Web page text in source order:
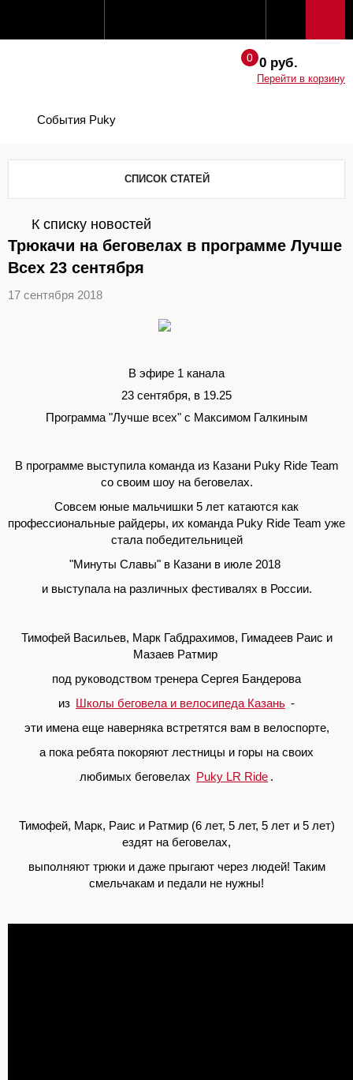
0 руб.
Перейти в корзину
События Puky
СПИСОК СТАТЕЙ
Трюкачи на беговелах в программе Лучше
Всех 23 сентября
К списку новостей
17 сентября 2018
В эфире 1 канала
23 сентября, в 19.25
Программа "Лучше всех" с Максимом Галкиным
В программе выступила команда из Казани Puky Ride Team
со своим шоу на беговелах.
Совсем юные мальчишки 5 лет катаются как
профессиональные райдеры, их команда Puky Ride Team уже
стала победительницей
"Минуты Славы" в Казани в июле 2018
и выступала на различных фестивалях в России.
Тимофей Васильев, Марк Габдрахимов, Гимадеев Раис и
Мазаев Ратмир
под руководством тренера Сергея Бандерова
из Школы беговела и велосипеда Казань -
эти имена еще наверняка встретятся вам в велоспорте,
а пока ребята покоряют лестницы и горы на своих
любимых беговелах Puky LR Ride .
Тимофей, Марк, Раис и Ратмир (6 лет, 5 лет, 5 лет и 5 лет)
ездят на беговелах,
выполняют трюки и даже прыгают через людей! Таким
смельчакам и педали не нужны!